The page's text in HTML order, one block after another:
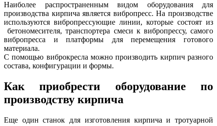
Наиболее распространенным видом оборудования для
производства кирпича является вибропресс. На производстве
используются вибропрессующие линии, которые состоят из
бетономесителя, транспортера смеси к вибропрессу, самого
вибропресса и платформы для перемещения готового
материала.
С помощью виброкресла можно производить кирпич разного
состава, конфигурации и формы.
Как приобрести оборудование по
производству кирпича
Еще один станок для изготовления кирпича и тротуарной